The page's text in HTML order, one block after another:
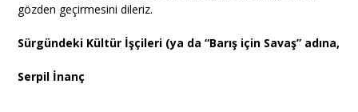
gözden geçirmesini dileriz.
Sürgündeki Kültür İşçileri (ya da “Barış için Savaş” adına,
Serpil İnanç